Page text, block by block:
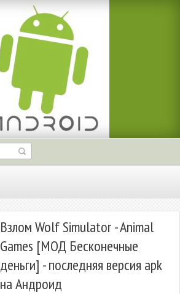
Взлом Wolf Simulator - Animal
Games [МОД Бесконечные
деньги] - последняя версия apk
на Андроид